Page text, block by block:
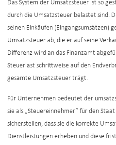
Das System der Umsatzsteuer ist so
durch die Umsatzsteuer belastet sind.
seinen Einkäufen (Eingangsumsätzen)
Umsatzsteuer ab, die er auf seine
Differenz wird an das Finanzamt
Steuerlast schrittweise auf den
gesamte Umsatzsteuer trägt.
Für Unternehmen bedeutet der
sie als „Steuereinnehmer“ für den
sicherstellen, dass sie die korrekte
Dienstleistungen erheben und diese